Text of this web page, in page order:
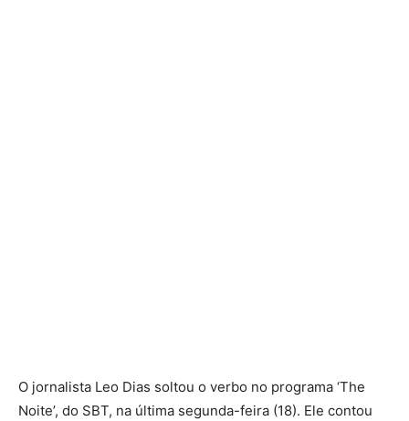
O jornalista Leo Dias soltou o verbo no programa ‘The
Noite’, do SBT, na última segunda-feira (18). Ele contou